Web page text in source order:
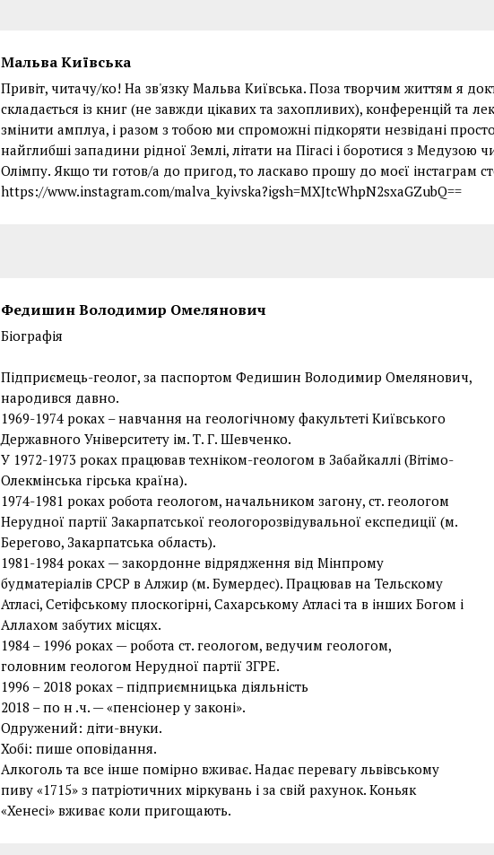
Мальва Київська
Привіт, читачу/ко! На зв'язку Мальва Київська. Поза творчим життям я
складається із книг (не завжди цікавих та захопливих), конференцій та
змінити амплуа, і разом з тобою ми спроможні підкоряти незвідані
найглибші западини рідної Землі, літати на Пігасі і боротися з Медузою
Олімпу. Якщо ти готов/а до пригод, то ласкаво прошу до моєї інстаграм
https://www.instagram.com/malva_kyivska?igsh=MXJtcWhpN2sxaGZubQ==
Федишин Володимир Омелянович
Біографія
Підприємець-геолог, за паспортом Федишин Володимир Омелянович,
народився давно.
1969-1974 роках – навчання на геологічному факультеті Київського
Державного Університету ім. Т. Г. Шевченко.
У 1972-1973 роках працював техніком-геологом в Забайкаллі (Вітімо-
Олекмінська гірська країна).
1974-1981 роках робота геологом, начальником загону, ст. геологом
Нерудної партії Закарпатської геологорозвідувальної експедиції (м.
Берегово, Закарпатська область).
1981-1984 роках — закордонне відрядження від Мінпрому
будматеріалів СРСР в Алжир (м. Бумердес). Працював на Тельскому
Атласі, Сетіфському плоскогірні, Сахарському Атласі та в інших Богом і
Аллахом забутих місцях.
1984 – 1996 роках — робота ст. геологом, ведучим геологом,
головним геологом Нерудної партії ЗГРЕ.
1996 – 2018 роках – підприємницька діяльність
2018 – по н .ч. — «пенсіонер у законі».
Одружений: діти-внуки.
Хобі: пише оповідання.
Алкоголь та все інше помірно вживає. Надає перевагу львівському
пиву «1715» з патріотичних міркувань і за свій рахунок. Коньяк
«Хенесі» вживає коли пригощають.